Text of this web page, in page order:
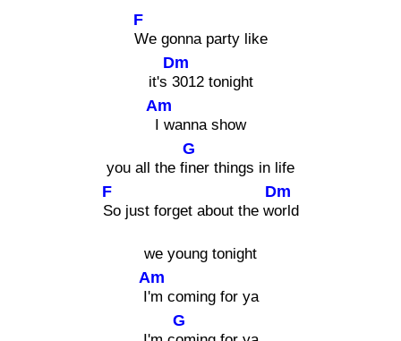
F
We gonna party like
it's
Dm
3012 tonight
Am
I wanna show
you all the f
G
iner things in life
F
So just forget about the w
Dm
orld
we young tonight
I
Am
'm coming for ya
G